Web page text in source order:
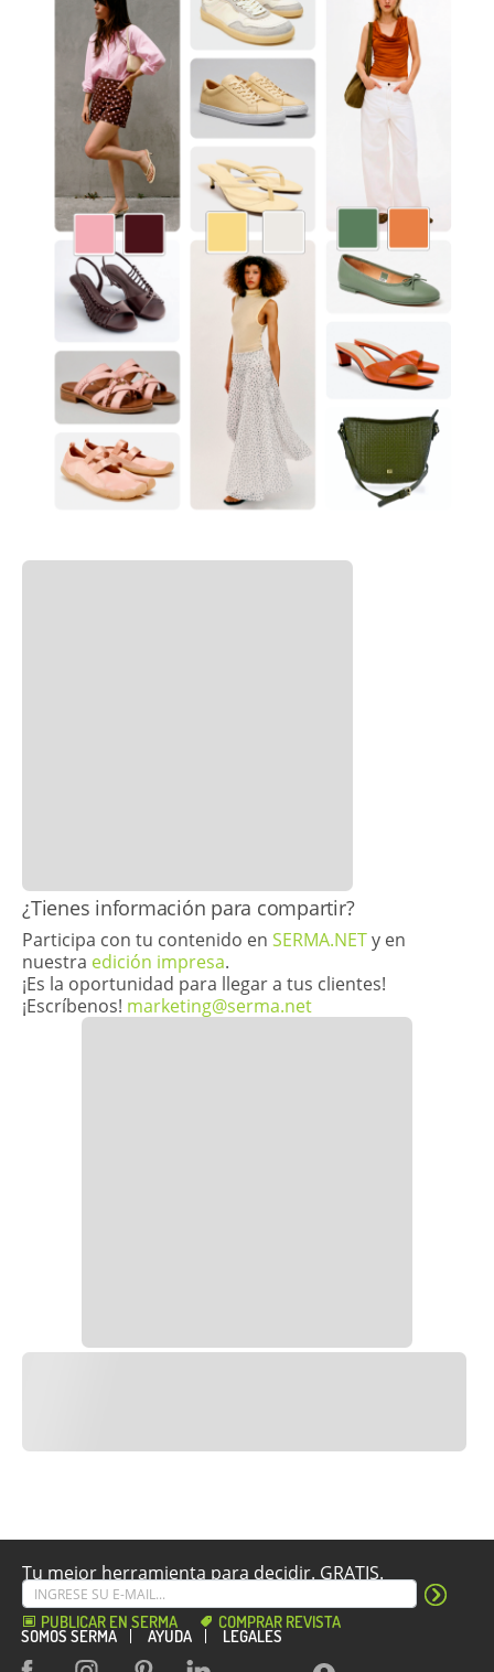
​¿Tienes información para compartir?
Participa con tu contenido en SERMA.NETy en
nuestra edición impresa.
¡Es la oportunidad para llegar a tus clientes!
¡Escríbenos! marketing@serma.net
Tu mejor herramienta para decidir. GRATIS.
PUBLICAR EN SERMA COMPRAR REVISTA
SOMOS SERMA AYUDA LEGALES